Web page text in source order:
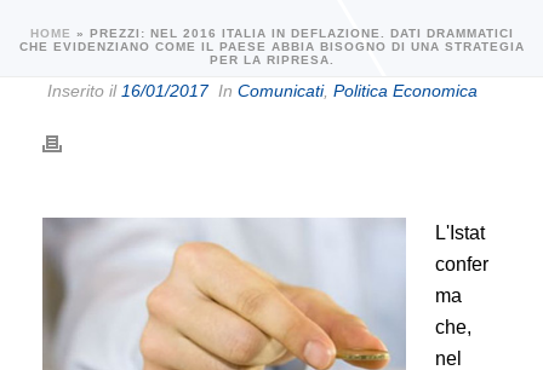
HOME » PREZZI: NEL 2016 ITALIA IN DEFLAZIONE. DATI DRAMMATICI
CHE EVIDENZIANO COME IL PAESE ABBIA BISOGNO DI UNA STRATEGIA
PER LA RIPRESA.
Inserito il 16/01/2017 In Comunicati, Politica Economica
L'Istat
confer
ma
che,
nel